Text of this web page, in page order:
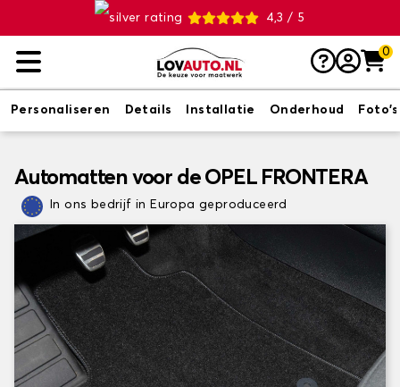
4,3 / 5
0
Personaliseren Details Installatie Onderhoud Foto's
Automatten voor de OPEL FRONTERA
In ons bedrijf in Europa geproduceerd